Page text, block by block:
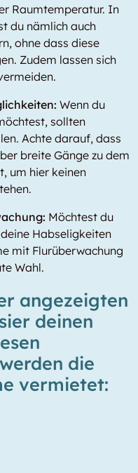
Raumtemperatur. In
du nämlich auch
ohne dass diese
Zudem lassen sich
Wenn du
sollten
Achte darauf, dass
breite Gänge zu dem
um hier keinen
Möchtest du
Habseligkeiten
mit Flurüberwachung
Wahl.
angezeigten
deinen
die
vermietet: